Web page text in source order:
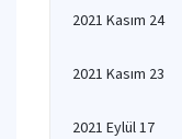
2021 Kasım 24
2021 Kasım 23
2021 Eylül 17